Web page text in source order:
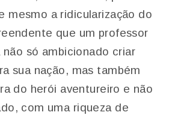
mesmo a ridicularização do
que um professor
só ambicionado criar
sua nação, mas também
do herói aventureiro e não
com uma riqueza de